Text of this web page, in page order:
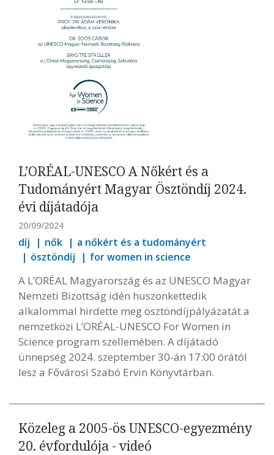
L’ORÉAL-UNESCO A Nőkért és a
Tudományért Magyar Ösztöndíj 2024.
évi díjátadója
20/09/2024
díj nők
a nőkért és a tudományért
ösztöndíj
for women in science
A L’ORÉAL Magyarország és az UNESCO Magyar
Nemzeti Bizottság idén huszonkettedik
alkalommal hirdette meg ösztöndíjpályázatát a
nemzetközi L’ORÉAL-UNESCO For Women in
Science program szellemében. A díjátadó
ünnepség 2024. szeptember 30-án 17:00 órától
lesz a Fővárosi Szabó Ervin Könyvtárban.
Közeleg a 2005-ös UNESCO-egyezmény
20. évfordulója - videó